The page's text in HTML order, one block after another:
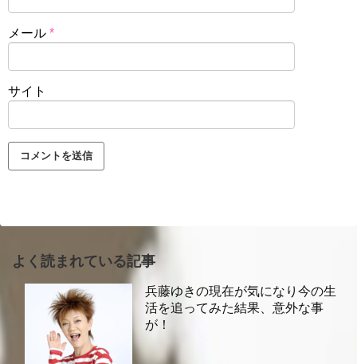
メール *
サイト
よく読まれている記事
兵藤ゆきの現在が気になり今の生
活を追ってみた結果、意外な事
が！